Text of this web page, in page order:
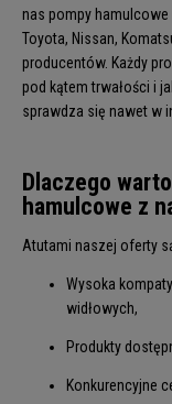
nas pompy
Toyota, Nissan,
producentów. Każdy
pod kątem trwałości i
sprawdza się nawet w
Dlaczego
hamulcowe z
Atutami naszej oferty
Wysoka
widłowych,
Produkty
Konkurencyjne